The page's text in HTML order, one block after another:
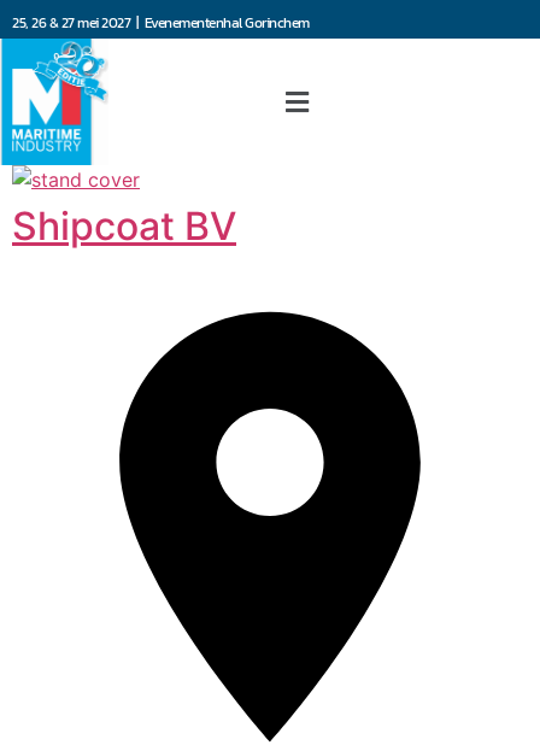
25, 26 & 27 mei 2027 | Evenementenhal Gorinchem
Shipcoat BV